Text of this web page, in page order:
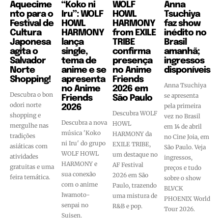
Aquecime
nto para o
Festival de
Cultura
Japonesa
agita o
Salvador
Norte
Shopping!
Descubra o bon
odori norte
shopping e
mergulhe nas
tradições
asiáticas com
atividades
gratuitas e uma
feira temática.
“Koko ni
Iru”: WOLF
HOWL
HARMONY
lança
single,
tema de
anime e se
apresenta
no Anime
Friends
2026
Descubra a nova
música 'Koko
ni Iru' do grupo
WOLF HOWL
HARMONY e
sua conexão
com o anime
Iwamoto-
senpai no
Suisen.
WOLF
HOWL
HARMONY
from EXILE
TRIBE
confirma
presença
no Anime
Friends
2026 em
São Paulo
Descubra WOLF
HOWL
HARMONY da
EXILE TRIBE,
um destaque no
AF Festival
2026 em São
Paulo, trazendo
uma mistura de
R&B e pop.
Anna
Tsuchiya
faz show
inédito no
Brasil
amanhã;
ingressos
disponíveis
Anna Tsuchiya
se apresenta
pela primeira
vez no Brasil
em 14 de abril
no Cine Joia, em
São Paulo. Veja
ingressos,
preços e tudo
sobre o show
BLVCK
PHOENIX World
Tour 2026.